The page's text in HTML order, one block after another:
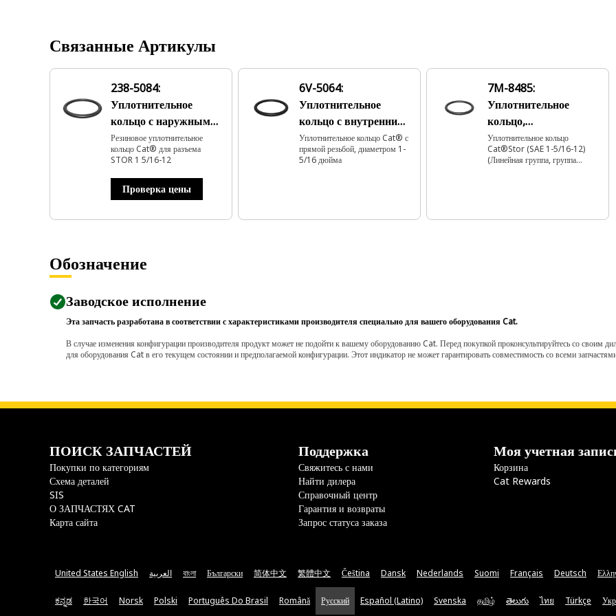
Связанные Артикулы
238-5084:
Уплотнительное
кольцо с наружным
диаметром 29,74 мм
Резиновое уплотнительное
кольцо Cat® для разъема
STOR 1 5/16-12
Проверка цены
6V-5064:
Уплотнительное
кольцо с внутренним
диаметром 29,74 мм
Уплотнительное кольцо Cat® с
прямой резьбой, диаметром 1-
5/16 дюйма
7M-8485:
Уплотнительное
кольцо,
2,95 x 29,74 мм 90A
из бутадиен-
Уплотнительное кольцо
Cat®Stor (SAE 1-5/16-12)
(Линейная группа, группа
Обозначение
Заводское исполнение
Эта запчасть разработана в соответствии с характеристиками производителя специально для вашего оборудования Cat.
В случае изменения конфигурации производителя продукт может не подойти к вашему оборудованию Cat. Перед покупкой проконсультируйтесь со своим
для оборудования Cat в его текущем состоянии и предполагаемой конфигурации. Этот индикатор не может гарантировать совместимость со всеми
ПОИСК ЗАПЧАСТЕЙ
Покупки по категориям
Схема деталей
SIS
О ЗАПЧАСТЯХ CAT
Карта сайта
Поддержка
Свяжитесь с нами
Найти дилера
Справочный центр
Гарантия и возвраты
Запрос статуса заказа
Моя учетная
Корзина
Cat Rewards
United States English العربية বাংলা Български 简体中文 繁體中文 Čeština Dansk Nederlands Suomi Français Deutsch
ಕನ್ನಡ 한국어 Norsk Polski Português Do Brasil Română Русский Español (Latino) Svenska தமிழ் తెలుగు ไทย Türkçe